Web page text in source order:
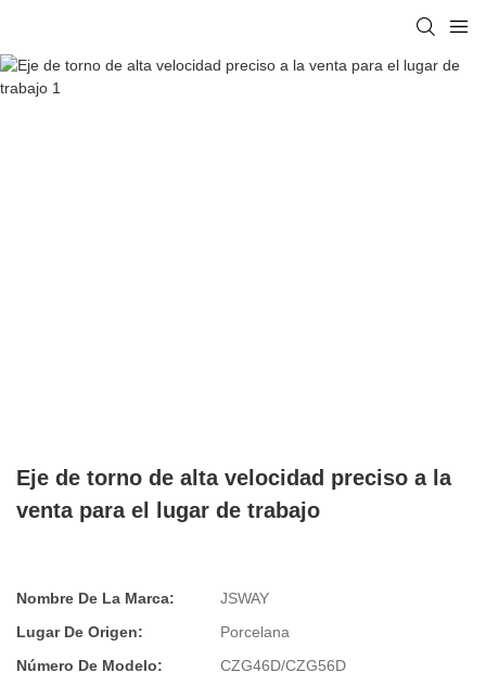
Eje de torno de alta velocidad preciso a la
venta para el lugar de trabajo
Nombre De La Marca:
JSWAY
Lugar De Origen:
Porcelana
Número De Modelo:
CZG46D/CZG56D